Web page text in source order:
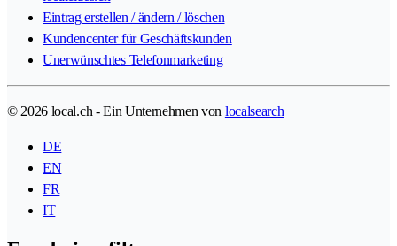
Eintrag erstellen / ändern / löschen
Kundencenter für Geschäftskunden
Unerwünschtes Telefonmarketing
© 2026 local.ch - Ein Unternehmen von localsearch
DE
EN
FR
IT